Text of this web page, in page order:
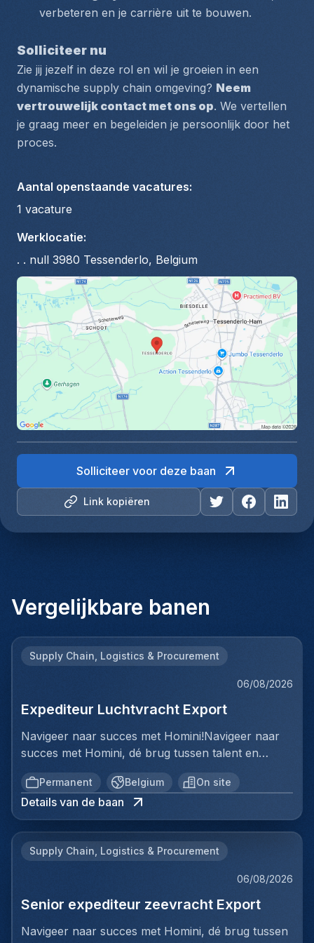
verbeteren en je carrière uit te bouwen.
Solliciteer nu
Zie jij jezelf in deze rol en wil je groeien in een
dynamische supply chain omgeving? Neem
vertrouwelijk contact met ons op. We vertellen
je graag meer en begeleiden je persoonlijk door het
proces.
Aantal openstaande vacatures:
1 vacature
Werklocatie:
. . null 3980 Tessenderlo, Belgium
Link kopiëren
Solliciteer voor deze baan
Vergelijkbare banen
Supply Chain, Logistics & Procurement
06/08/2026
Expediteur Luchtvracht Export
Navigeer naar succes met Homini!Navigeer naar
succes met Homini, dé brug tussen talent en
uitmuntende opportuniteiten binnen de
arbeidsmarkt. Als voorloper in wervingsdiensten,
matchen we toptalent met topbedrijven in diverse
sectoren. Met onze expertise en toewijding streven
plaatsingen. Bij Homini staat elk individu centraal;
ons team Logistiek & Distributie zoeken we een
Expediteur Luchtvracht Export voor een
een geboren organisator met een passie voor
Permanent Belgium On site
Details van de baan
Supply Chain, Logistics & Procurement
06/08/2026
Senior expediteur zeevracht Export
Navigeer naar succes met Homini, dé brug tussen